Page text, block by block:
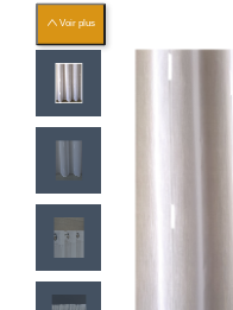
Voir plus